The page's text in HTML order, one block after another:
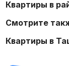
Квартиры в
Смотрите
Квартиры в